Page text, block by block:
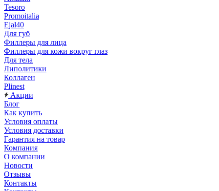
Tesoro
Promoitalia
Ejal40
Для губ
Филлеры для лица
Филлеры для кожи вокруг глаз
Для тела
Липолитики
Коллаген
Plinest
Акции
Блог
Как купить
Условия оплаты
Условия доставки
Гарантия на товар
Компания
О компании
Новости
Отзывы
Контакты